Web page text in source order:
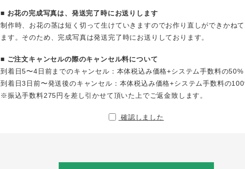
■ お花の完成写真は、発送完了時にお送りします
制作時、お花の茎は短く切って生けていきますのでお作り直しができかね
ます。そのため、完成写真は発送完了時にお送りしております。
■ ご注文キャンセルの際のキャンセル料について
到着日5〜4日前までのキャンセル：本体税込み価格+システム手数料の50%
到着日3日前〜発送後のキャンセル：本体税込み価格+システム手数料の
※振込手数料275円を差し引かせて頂いた上でご返金致します。
確認しました